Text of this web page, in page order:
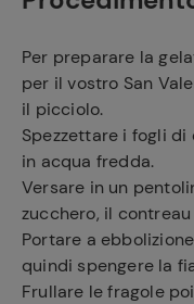
Per preparare la
per il vostro San
il picciolo.
Spezzettare i fogli
in acqua fredda.
Versare in un
zucchero, il
Portare a
quindi spengere la
Frullare le fragole